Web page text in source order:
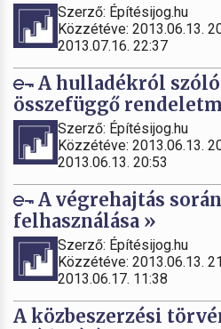
Szerző: Építésijog.hu
Közzétéve: 2013.06.13.
2013.07.16. 22:37
A hulladékról
összefüggő
Szerző: Építésijog.hu
Közzétéve: 2013.06.13.
2013.06.13. 20:53
A végrehajtás
felhasználása »
Szerző: Építésijog.hu
Közzétéve: 2013.06.13.
2013.06.17. 11:38
A közbeszerzési